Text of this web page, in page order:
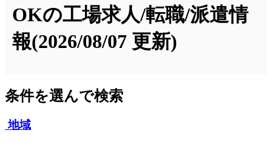
OKの工場求人/転職/派遣情
報(2026/08/07 更新)
条件を選んで検索
地域